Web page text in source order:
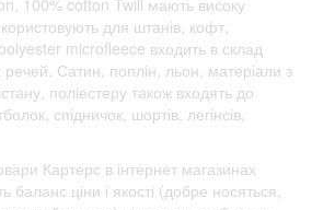
для штанів, кофт,
microfleece входить в склад
Сатин, поплін, льон, матеріали з
поліестеру також входять до
спідничок, шортів, легінсів,
Картерс в інтернет магазинах
баланс ціни і якості (добре носяться,